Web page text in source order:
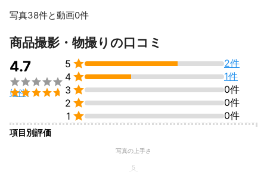
写真38件と動画0件
商品撮影・物撮りの口コミ
4.7


(3件)
5 
2件
4 
1件
3 
0件
2 
0件
1  0件
項目別評価
写真の上手さ
5